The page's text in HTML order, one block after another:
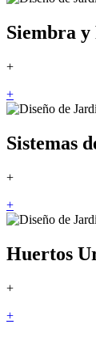
Siembra y
+
+
Sistemas
+
+
Huertos
+
+